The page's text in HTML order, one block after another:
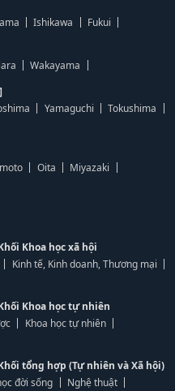
Ishikawa
Fukui
Wakayama
Yamaguchi
Tokushima
Oita
Miyazaki
Khoa học xã hội
Kinh tế, Kinh doanh, Thương mại
Khoa học tự nhiên
Khoa học tự nhiên
tổng hợp (Tự nhiên và Xã hội)
đời sống
Nghệ thuật